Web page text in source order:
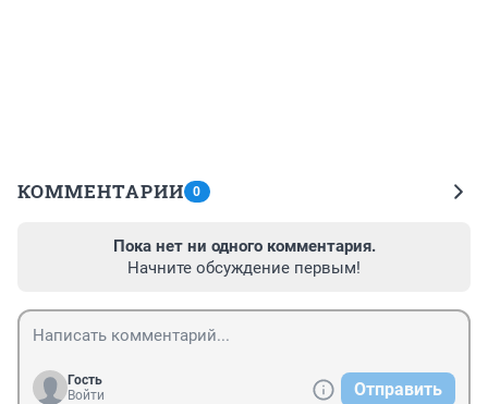
КОММЕНТАРИИ 0
Пока нет ни одного комментария.
Начните обсуждение первым!
Гость
Войти
Отправить